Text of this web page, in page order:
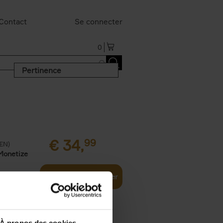
Se connecter
0
Pertinence
€ 34,99
Ajouter au panier